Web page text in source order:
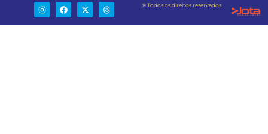
® Todos os direitos reservados.